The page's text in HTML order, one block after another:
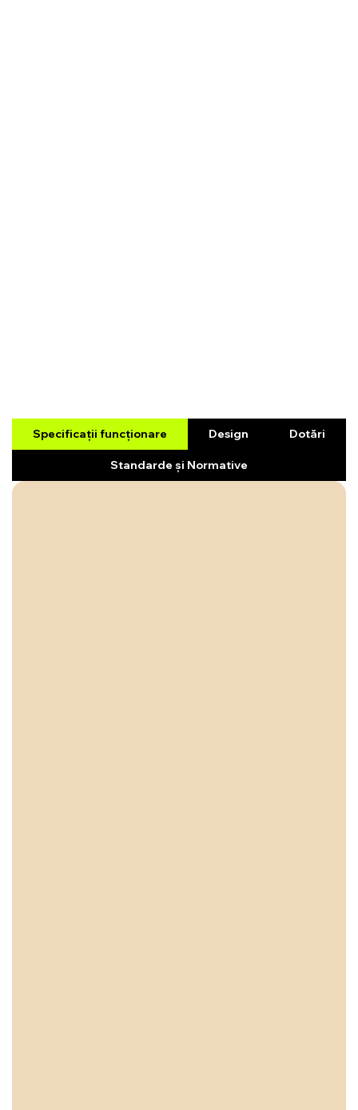
Specificații funcționare Design Dotări
Standarde și Normative